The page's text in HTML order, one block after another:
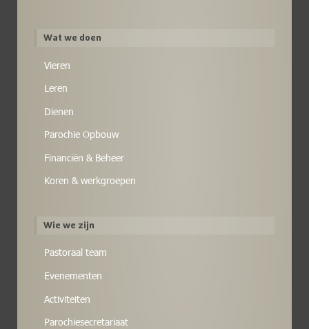
Wat we doen
Vieren
Leren
Dienen
Parochie Opbouw
Financiën & Beheer
Koren & werkgroepen
Wie we zijn
Pastoraal team
Evenementen
Activiteiten
Parochiesecretariaat